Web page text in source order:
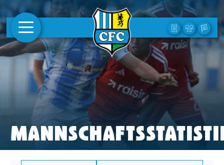
AKTUELLES
1. MANNSCHAFT
FRAUEN
CAMPUS
CLUB